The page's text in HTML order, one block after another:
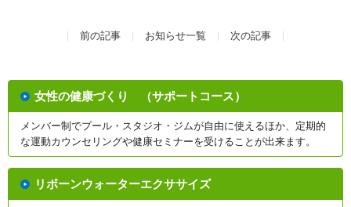
前の記事 お知らせ一覧 次の記事
女性の健康づくり （サポートコース）
メンバー制でプール・スタジオ・ジムが自由に使えるほか、定期的
な運動カウンセリングや健康セミナーを受けることが出来ます。
リボーンウォーターエクササイズ